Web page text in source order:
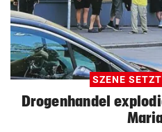
SZENE
Drogenhandel